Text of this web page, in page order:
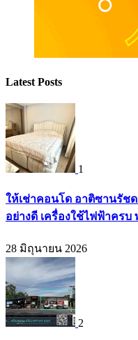
Latest Posts
1
ให้เช่าคอนโด อาติซานรัชด
อย่างดี เครื่องใช้ไฟฟ้าครบ
28 มิถุนายน 2026
2